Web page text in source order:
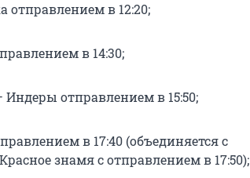
в 12:20;
в 14:30;
отправлением в 15:50;
в 17:40 (объединяется с
знамя с отправлением в 17:50);